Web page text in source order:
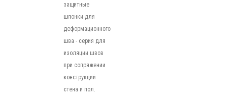
защитные
шпонки для
деформационного
шва - серия для
изоляции швов
при сопряжении
конструкций
стена и пол.